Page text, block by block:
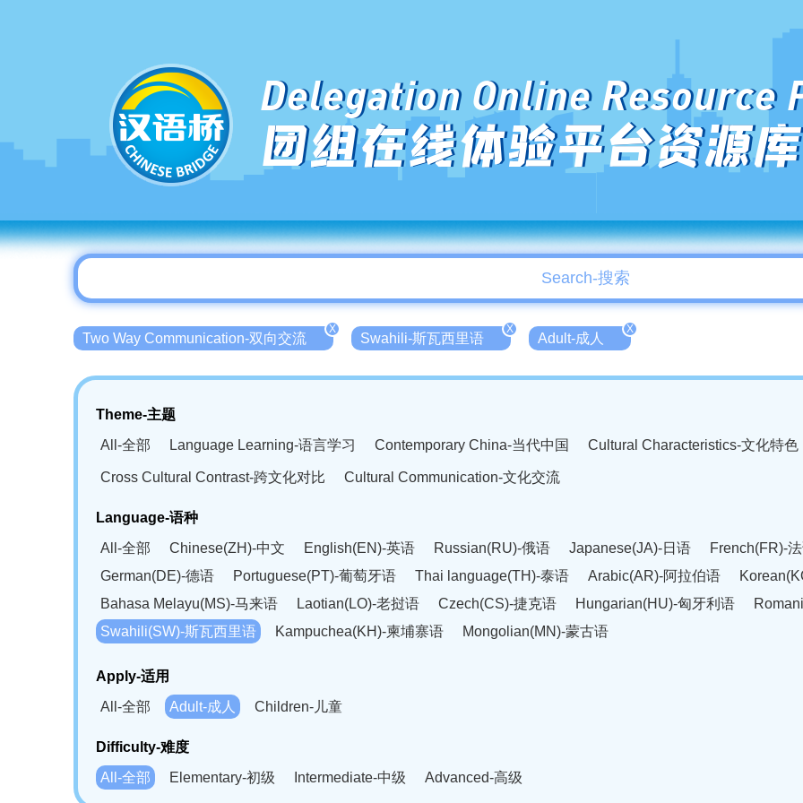
Delegation Online Resource
团组在线体验平台资源库
Two Way Communication-双向交流
X
Swahili-斯瓦西里语
X
Adult-成人
X
Theme-主题
All-全部
Language Learning-语言学习 Contemporary China-当代中国 Cultural Characteristics-文化特色
Cross Cultural Contrast-跨文化对比 Cultural Communication-文化交流
Language-语种
All-全部
Chinese(ZH)-中文 English(EN)-英语 Russian(RU)-俄语 Japanese(JA)-日语
French(FR)-
German(DE)-德语
Portuguese(PT)-葡萄牙语 Thai language(TH)-泰语 Arabic(AR)-阿拉伯语
Bahasa Melayu(MS)-马来语
Laotian(LO)-老挝语 Czech(CS)-捷克语 Hungarian(HU)-匈牙利语
Swahili(SW)-斯瓦西里语
Kampuchea(KH)-柬埔寨语 Mongolian(MN)-蒙古语
Apply-适用
All-全部
Adult-成人 Children-儿童
Difficulty-难度
All-全部
Elementary-初级 Intermediate-中级 Advanced-高级